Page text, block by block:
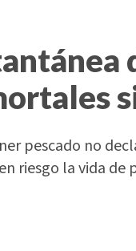
pescado no
riesgo la vida de